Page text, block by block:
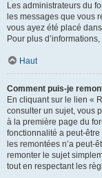
Les administrateurs du
les messages que vous
vous ayez été placé
Pour plus
Haut
Comment puis-je
En cliquant sur le lien «
consulter un sujet, vous
à la première page du
fonctionnalité a peut-être
les remontées n’a peut-
remonter le sujet
tout en respectant les